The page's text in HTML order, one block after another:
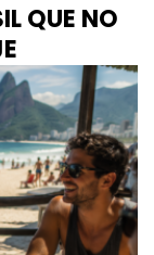
QUE NO